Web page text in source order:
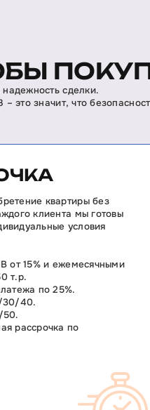
сделки.
это значит, что
квартиры без
клиента мы готовы
условия
от 15% и ежемесячными
т.р.
по 25%.
30/40.
50.
рассрочка по